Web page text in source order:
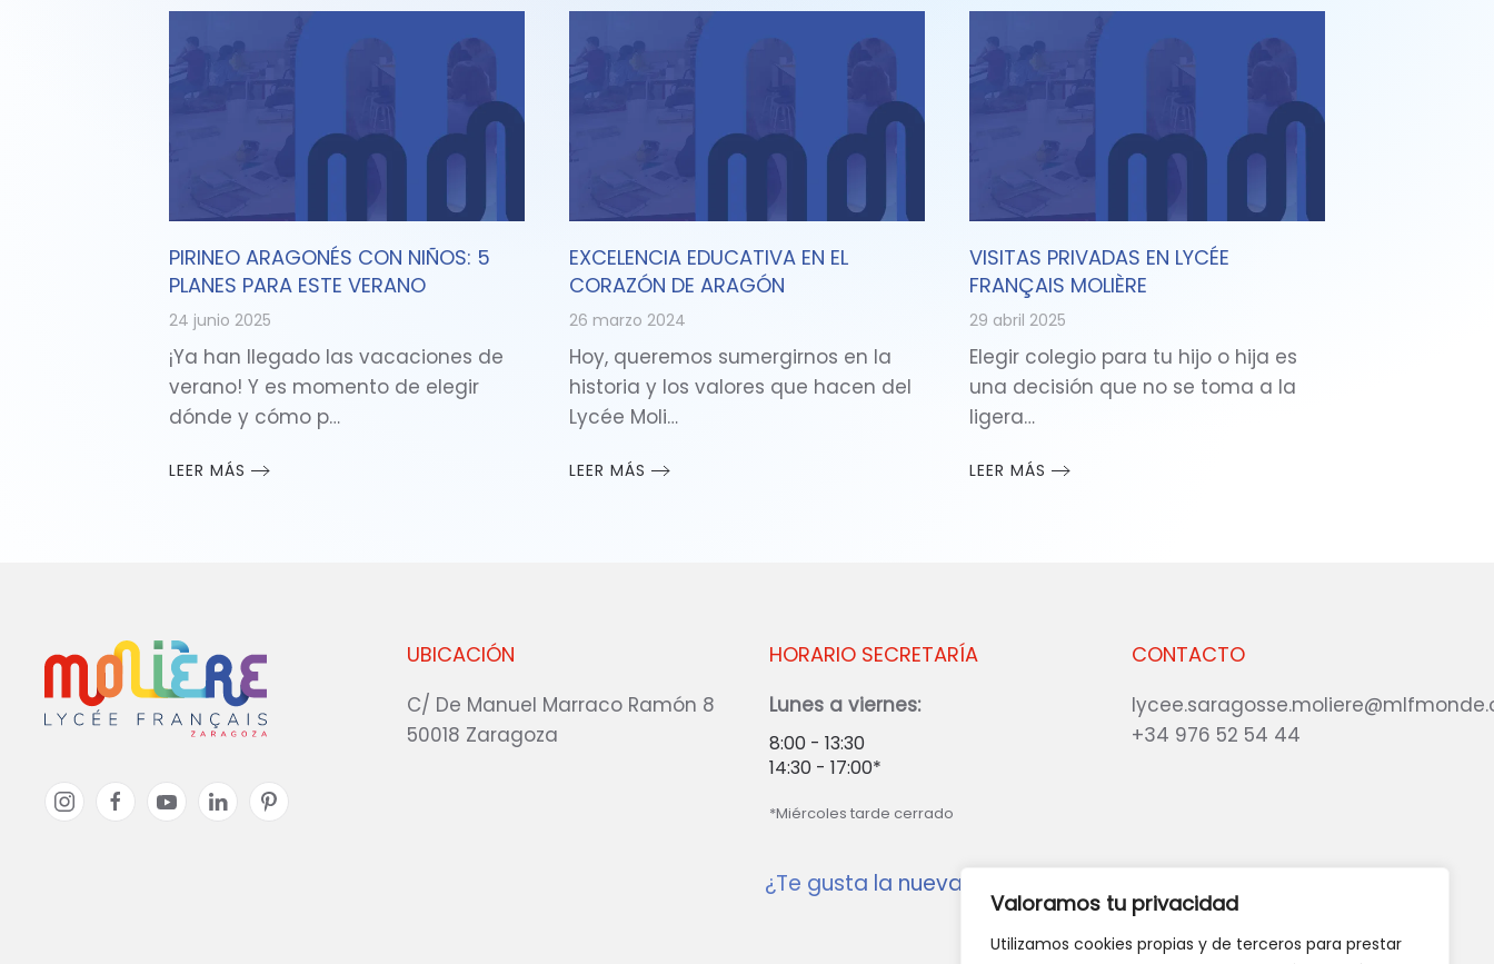
Valoramos tu privacidad
Utilizamos cookies propias y de terceros para prestar
PIRINEO ARAGONÉS CON NIÑOS: 5
PLANES PARA ESTE VERANO
24 junio 2025
¡Ya han llegado las vacaciones de
verano! Y es momento de elegir
dónde y cómo p…
LEER MÁS
EXCELENCIA EDUCATIVA EN EL
CORAZÓN DE ARAGÓN
26 marzo 2024
Hoy, queremos sumergirnos en la
historia y los valores que hacen del
Lycée Moli…
LEER MÁS
VISITAS PRIVADAS EN LYCÉE
FRANÇAIS MOLIÈRE
29 abril 2025
Elegir colegio para tu hijo o hija es
una decisión que no se toma a la
ligera…
LEER MÁS
UBICACIÓN
C/ De Manuel Marraco Ramón 8
50018 Zaragoza
CONTACTO
+34 976 52 54 44
HORARIO SECRETARÍA
Lunes a viernes:
8:00 - 13:30
14:30 - 17:00*
*Miércoles tarde cerrado
¿Te gusta la nueva web?